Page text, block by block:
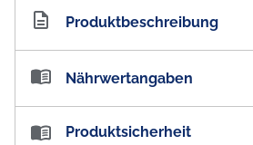
Artikelnummer AU100791
Produktbeschreibung
Whittaker's Peanut Butter
Whittaker & Sons - Crafting New
Nährwertangaben
Nährwertangaben:
Produktsicherheit